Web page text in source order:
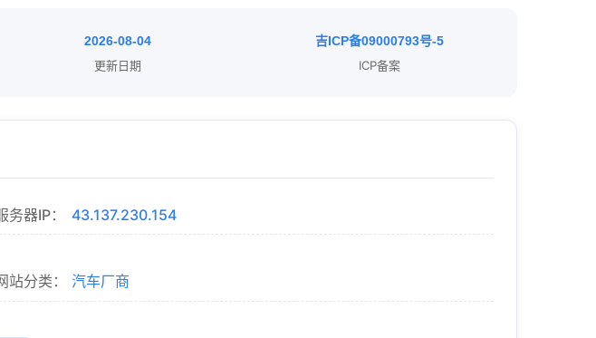
2026-08-04
更新日期
吉ICP备09000793号-5
ICP备案
务器IP： 43.137.230.154
站分类： 汽车厂商